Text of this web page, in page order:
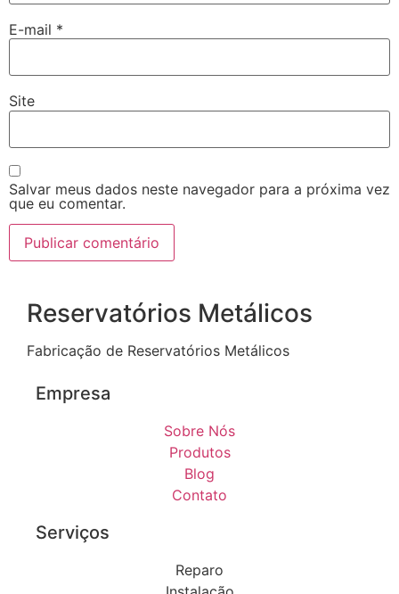
E-mail *
Site
Salvar meus dados neste navegador para a próxima vez
que eu comentar.
Reservatórios Metálicos
Fabricação de Reservatórios Metálicos
Empresa
Sobre Nós
Produtos
Blog
Contato
Serviços
Reparo